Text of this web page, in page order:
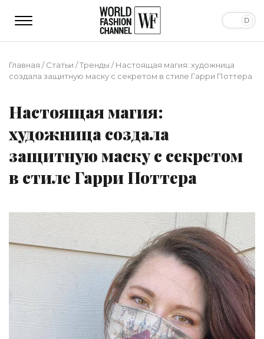
Главная /Статьи /Тренды /Настоящая магия: художница
создала защитную маску с секретом в стиле Гарри Поттера
Настоящая магия:
художница создала
защитную маску с секретом
в стиле Гарри Поттера